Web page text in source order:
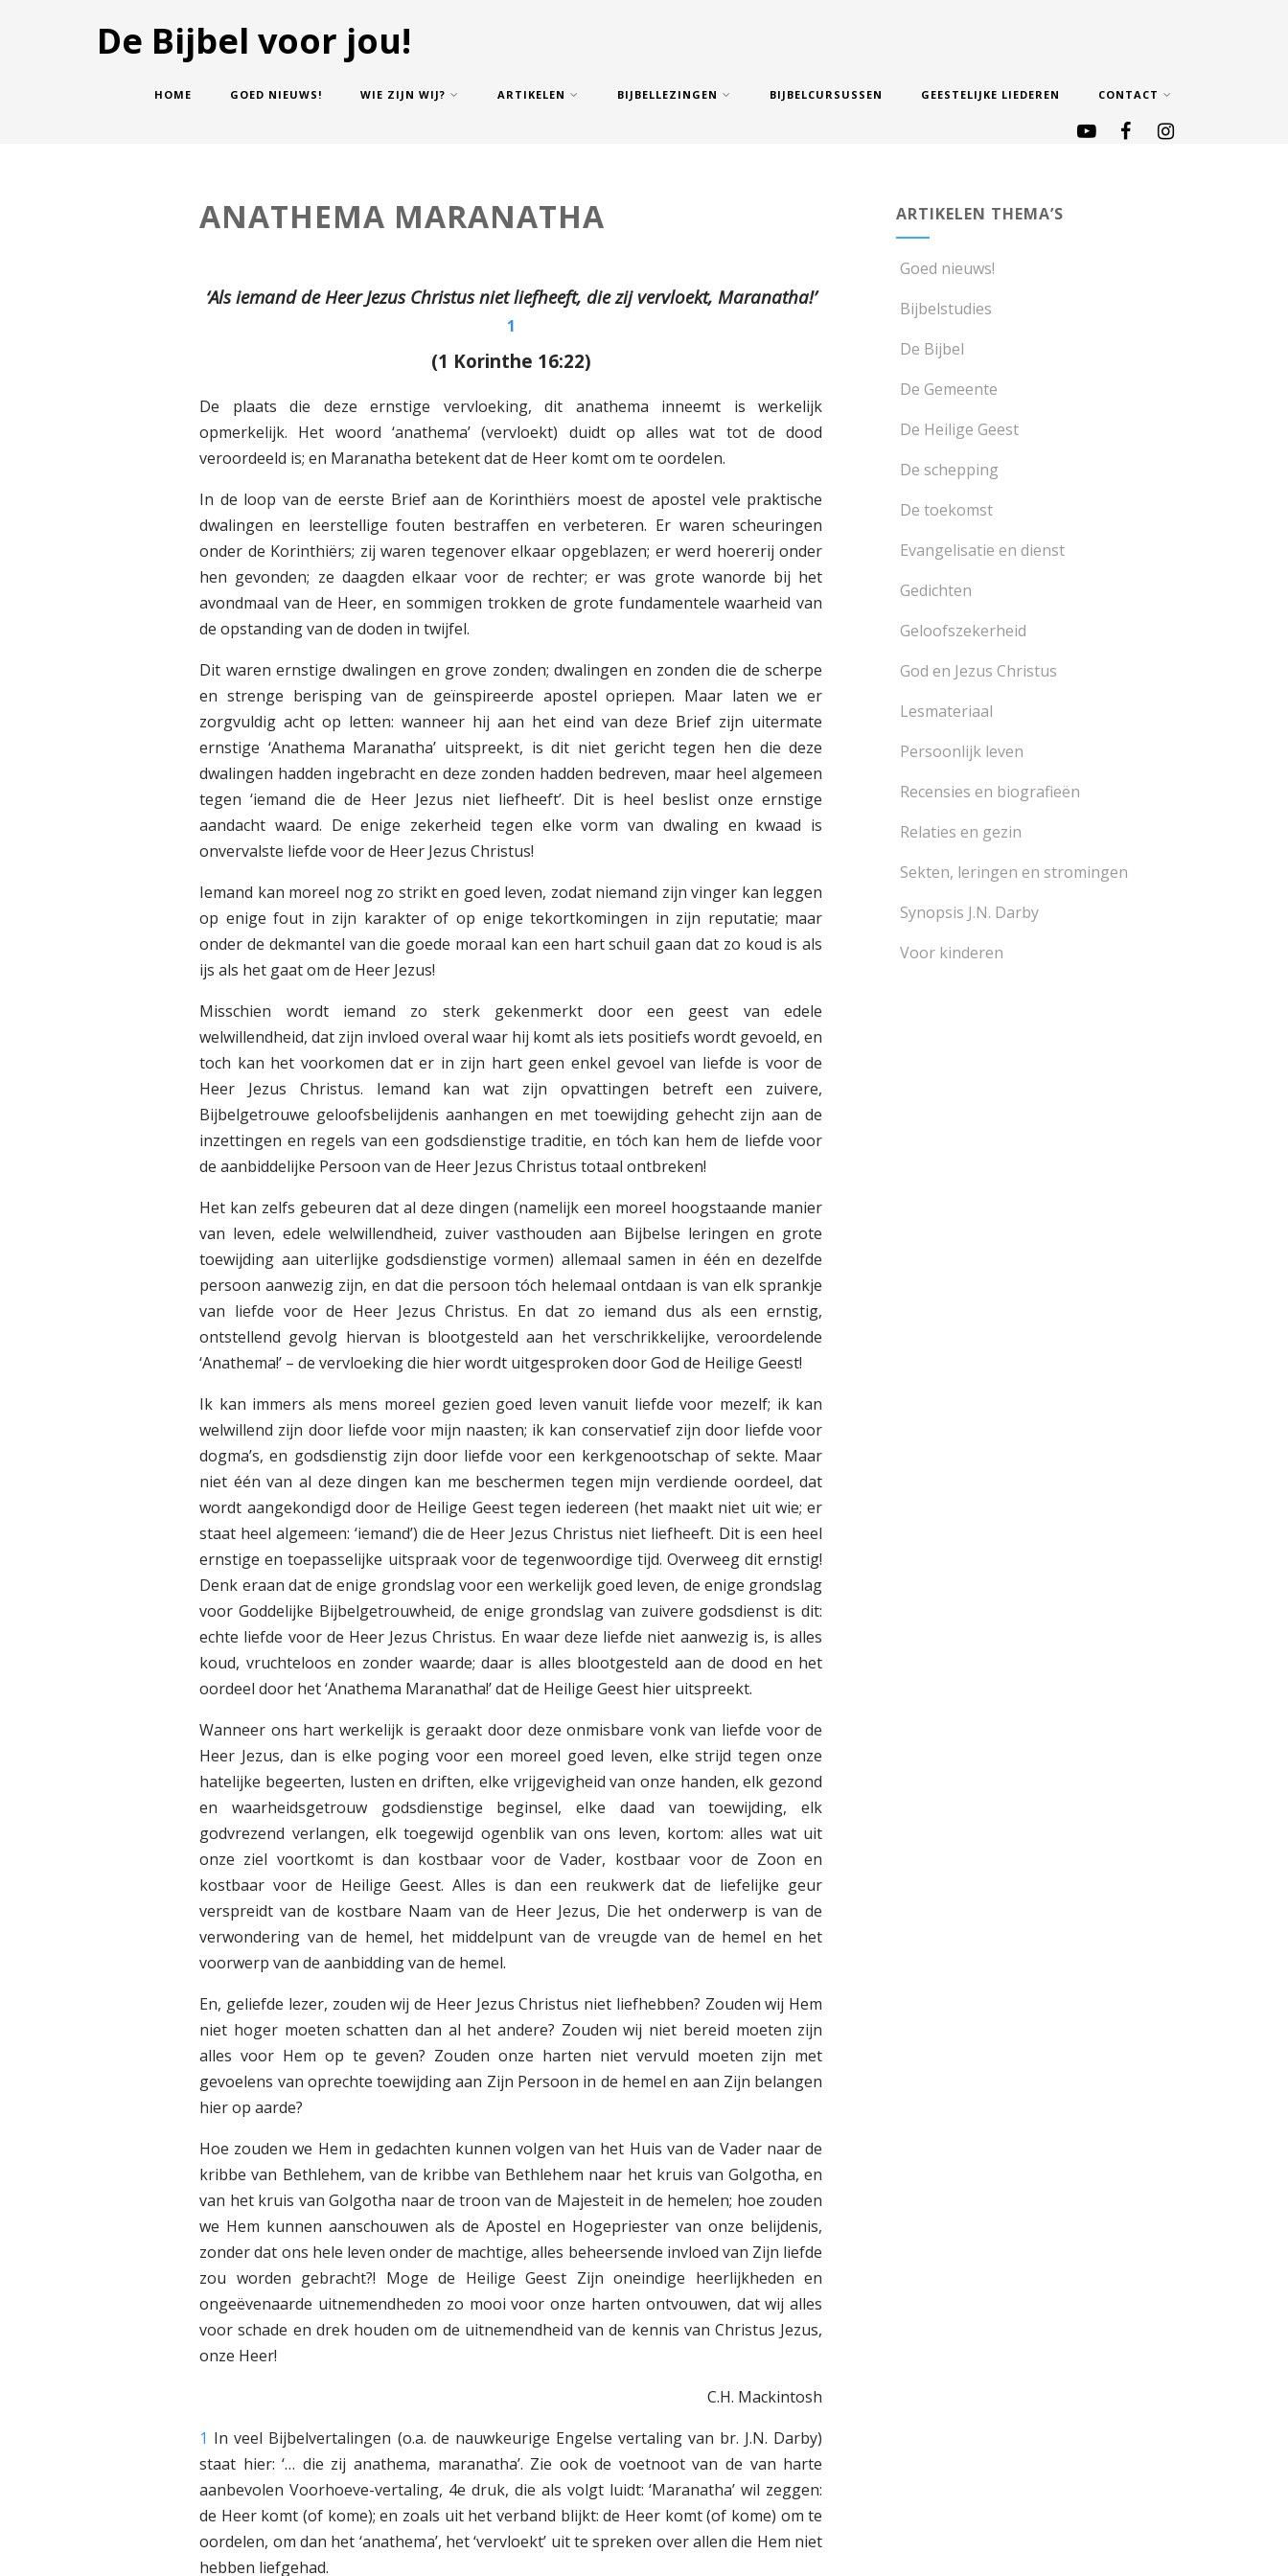
De Bijbel voor jou!
HOME GOED NIEUWS! WIE ZIJN WIJ? ARTIKELEN BIJBELLEZINGEN BIJBELCURSUSSEN GEESTELIJKE LIEDEREN CONTACT
ANATHEMA MARANATHA
‘Als iemand de Heer Jezus Christus niet liefheeft, die zij vervloekt, Maranatha!’
1
(1 Korinthe 16:22)
De plaats die deze ernstige vervloeking, dit anathema inneemt is werkelijk
opmerkelijk. Het woord ‘anathema’ (vervloekt) duidt op alles wat tot de dood
veroordeeld is; en Maranatha betekent dat de Heer komt om te oordelen.
In de loop van de eerste Brief aan de Korinthiërs moest de apostel vele praktische
dwalingen en leerstellige fouten bestraffen en verbeteren. Er waren scheuringen
onder de Korinthiërs; zij waren tegenover elkaar opgeblazen; er werd hoererij onder
hen gevonden; ze daagden elkaar voor de rechter; er was grote wanorde bij het
avondmaal van de Heer, en sommigen trokken de grote fundamentele waarheid van
de opstanding van de doden in twijfel.
Dit waren ernstige dwalingen en grove zonden; dwalingen en zonden die de scherpe
en strenge berisping van de geïnspireerde apostel opriepen. Maar laten we er
zorgvuldig acht op letten: wanneer hij aan het eind van deze Brief zijn uitermate
ernstige ‘Anathema Maranatha’ uitspreekt, is dit niet gericht tegen hen die deze
dwalingen hadden ingebracht en deze zonden hadden bedreven, maar heel algemeen
tegen ‘iemand die de Heer Jezus niet liefheeft’. Dit is heel beslist onze ernstige
aandacht waard. De enige zekerheid tegen elke vorm van dwaling en kwaad is
onvervalste liefde voor de Heer Jezus Christus!
Iemand kan moreel nog zo strikt en goed leven, zodat niemand zijn vinger kan leggen
op enige fout in zijn karakter of op enige tekortkomingen in zijn reputatie; maar
onder de dekmantel van die goede moraal kan een hart schuil gaan dat zo koud is als
ijs als het gaat om de Heer Jezus!
Misschien wordt iemand zo sterk gekenmerkt door een geest van edele
welwillendheid, dat zijn invloed overal waar hij komt als iets positiefs wordt gevoeld, en
toch kan het voorkomen dat er in zijn hart geen enkel gevoel van liefde is voor de
Heer Jezus Christus. Iemand kan wat zijn opvattingen betreft een zuivere,
Bijbelgetrouwe geloofsbelijdenis aanhangen en met toewijding gehecht zijn aan de
inzettingen en regels van een godsdienstige traditie, en tóch kan hem de liefde voor
de aanbiddelijke Persoon van de Heer Jezus Christus totaal ontbreken!
Het kan zelfs gebeuren dat al deze dingen (namelijk een moreel hoogstaande manier
van leven, edele welwillendheid, zuiver vasthouden aan Bijbelse leringen en grote
toewijding aan uiterlijke godsdienstige vormen) allemaal samen in één en dezelfde
persoon aanwezig zijn, en dat die persoon tóch helemaal ontdaan is van elk sprankje
van liefde voor de Heer Jezus Christus. En dat zo iemand dus als een ernstig,
ontstellend gevolg hiervan is blootgesteld aan het verschrikkelijke, veroordelende
‘Anathema!’ – de vervloeking die hier wordt uitgesproken door God de Heilige Geest!
Ik kan immers als mens moreel gezien goed leven vanuit liefde voor mezelf; ik kan
welwillend zijn door liefde voor mijn naasten; ik kan conservatief zijn door liefde voor
dogma’s, en godsdienstig zijn door liefde voor een kerkgenootschap of sekte. Maar
niet één van al deze dingen kan me beschermen tegen mijn verdiende oordeel, dat
wordt aangekondigd door de Heilige Geest tegen iedereen (het maakt niet uit wie; er
staat heel algemeen: ‘iemand’) die de Heer Jezus Christus niet liefheeft. Dit is een heel
ernstige en toepasselijke uitspraak voor de tegenwoordige tijd. Overweeg dit ernstig!
Denk eraan dat de enige grondslag voor een werkelijk goed leven, de enige grondslag
voor Goddelijke Bijbelgetrouwheid, de enige grondslag van zuivere godsdienst is dit:
echte liefde voor de Heer Jezus Christus. En waar deze liefde niet aanwezig is, is alles
koud, vruchteloos en zonder waarde; daar is alles blootgesteld aan de dood en het
oordeel door het ‘Anathema Maranatha!’ dat de Heilige Geest hier uitspreekt.
Wanneer ons hart werkelijk is geraakt door deze onmisbare vonk van liefde voor de
Heer Jezus, dan is elke poging voor een moreel goed leven, elke strijd tegen onze
hatelijke begeerten, lusten en driften, elke vrijgevigheid van onze handen, elk gezond
en waarheidsgetrouw godsdienstige beginsel, elke daad van toewijding, elk
godvrezend verlangen, elk toegewijd ogenblik van ons leven, kortom: alles wat uit
onze ziel voortkomt is dan kostbaar voor de Vader, kostbaar voor de Zoon en
kostbaar voor de Heilige Geest. Alles is dan een reukwerk dat de liefelijke geur
verspreidt van de kostbare Naam van de Heer Jezus, Die het onderwerp is van de
verwondering van de hemel, het middelpunt van de vreugde van de hemel en het
voorwerp van de aanbidding van de hemel.
En, geliefde lezer, zouden wij de Heer Jezus Christus niet liefhebben? Zouden wij Hem
niet hoger moeten schatten dan al het andere? Zouden wij niet bereid moeten zijn
alles voor Hem op te geven? Zouden onze harten niet vervuld moeten zijn met
gevoelens van oprechte toewijding aan Zijn Persoon in de hemel en aan Zijn belangen
hier op aarde?
Hoe zouden we Hem in gedachten kunnen volgen van het Huis van de Vader naar de
kribbe van Bethlehem, van de kribbe van Bethlehem naar het kruis van Golgotha, en
van het kruis van Golgotha naar de troon van de Majesteit in de hemelen; hoe zouden
we Hem kunnen aanschouwen als de Apostel en Hogepriester van onze belijdenis,
zonder dat ons hele leven onder de machtige, alles beheersende invloed van Zijn liefde
zou worden gebracht?! Moge de Heilige Geest Zijn oneindige heerlijkheden en
ongeëvenaarde uitnemendheden zo mooi voor onze harten ontvouwen, dat wij alles
voor schade en drek houden om de uitnemendheid van de kennis van Christus Jezus,
onze Heer!
C.H. Mackintosh
1 In veel Bijbelvertalingen (o.a. de nauwkeurige Engelse vertaling van br. J.N. Darby)
staat hier: ‘… die zij anathema, maranatha’. Zie ook de voetnoot van de van harte
aanbevolen Voorhoeve-vertaling, 4e druk, die als volgt luidt: ‘Maranatha’ wil zeggen:
de Heer komt (of kome); en zoals uit het verband blijkt: de Heer komt (of kome) om te
oordelen, om dan het ‘anathema’, het ‘vervloekt’ uit te spreken over allen die Hem niet
hebben liefgehad.
ARTIKELEN THEMA’S
Goed nieuws!
Bijbelstudies
De Bijbel
De Gemeente
De Heilige Geest
De schepping
De toekomst
Evangelisatie en dienst
Gedichten
Geloofszekerheid
God en Jezus Christus
Lesmateriaal
Persoonlijk leven
Recensies en biografieën
Relaties en gezin
Sekten, leringen en stromingen
Synopsis J.N. Darby
Voor kinderen